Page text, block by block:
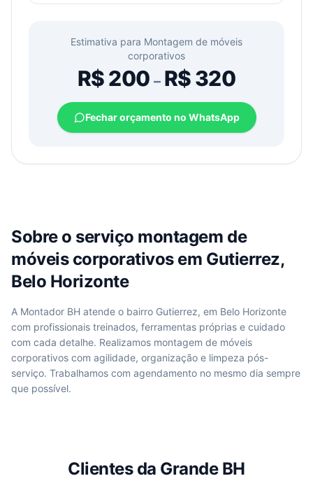
Estimativa para Montagem de móveis
corporativos
R$200 –R$320
Fechar orçamento no WhatsApp
Sobre o serviço montagem de
móveis corporativosem Gutierrez,
Belo Horizonte
A Montador BH atende o bairro Gutierrez, em Belo Horizonte
com profissionais treinados, ferramentas próprias e cuidado
com cada detalhe. Realizamos montagem de móveis
corporativos com agilidade, organização e limpeza pós-
serviço. Trabalhamos com agendamento no mesmo dia sempre
que possível.
Clientes da Grande BH